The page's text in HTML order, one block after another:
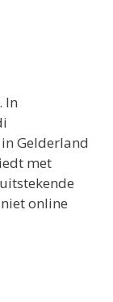
In
Gelderland
met
online